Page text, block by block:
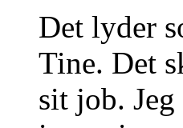
Det lyder
Tine. Det
sit job.